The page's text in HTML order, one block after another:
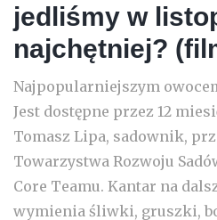
jedliśmy w
najchętniej?
Najpopularniejszym
Jest dostępne przez 12
Tomasz Lipa, sadownik,
Towarzystwa Rozwoju
Core Teamu. Kantar na
wymienia śliwki, gruszki,